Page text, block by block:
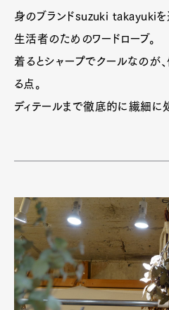
身のブランドsuzuki takayukiを
生活者のためのワードローブ。
着るとシャープでクールなのが
る点。
ディテールまで徹底的に繊細に